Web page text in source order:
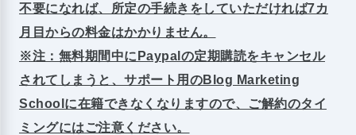
不要になれば、所定の手続きをしていただければ7カ
月目からの料金はかかりません。
※注：無料期間中にPaypalの定期購読をキャンセル
されてしまうと、サポート用のBlog Marketing
Schoolに在籍できなくなりますので、ご解約のタイ
ミングにはご注意ください。